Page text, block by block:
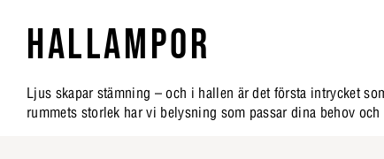
HALLAMPOR
Ljus skapar stämning – och i hallen är det första intrycket
rummets storlek har vi belysning som passar dina behov